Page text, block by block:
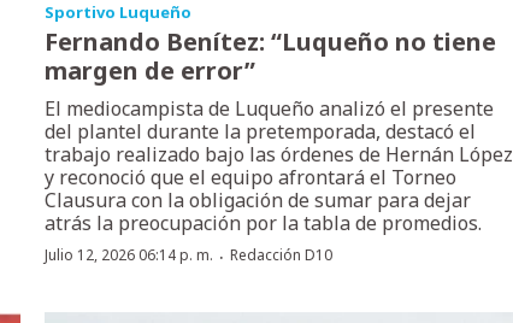
Sportivo Luqueño
Fernando Benítez: “Luqueño no tiene
margen de error”
El mediocampista de Luqueño analizó el presente
del plantel durante la pretemporada, destacó el
trabajo realizado bajo las órdenes de Hernán López
y reconoció que el equipo afrontará el Torneo
Clausura con la obligación de sumar para dejar
atrás la preocupación por la tabla de promedios.
Julio 12, 2026 06:14 p. m. ·Redacción D10